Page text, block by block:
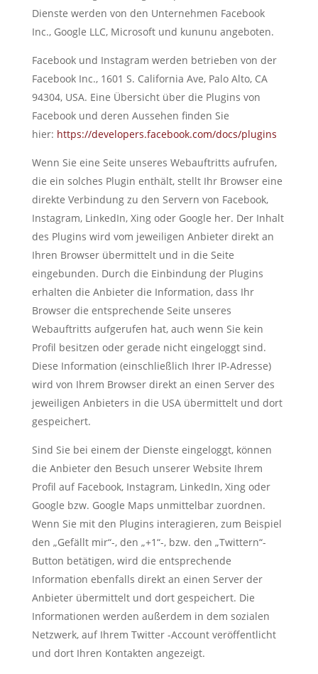
Dienste werden von den Unternehmen Facebook
Inc., Google LLC, Microsoft und kununu angeboten.
Facebook und Instagram werden betrieben von der
Facebook Inc., 1601 S. California Ave, Palo Alto, CA
94304, USA. Eine Übersicht über die Plugins von
Facebook und deren Aussehen finden Sie
hier: https://developers.facebook.com/docs/plugins
Wenn Sie eine Seite unseres Webauftritts aufrufen,
die ein solches Plugin enthält, stellt Ihr Browser eine
direkte Verbindung zu den Servern von Facebook,
Instagram, LinkedIn, Xing oder Google her. Der Inhalt
des Plugins wird vom jeweiligen Anbieter direkt an
Ihren Browser übermittelt und in die Seite
eingebunden. Durch die Einbindung der Plugins
erhalten die Anbieter die Information, dass Ihr
Browser die entsprechende Seite unseres
Webauftritts aufgerufen hat, auch wenn Sie kein
Profil besitzen oder gerade nicht eingeloggt sind.
Diese Information (einschließlich Ihrer IP-Adresse)
wird von Ihrem Browser direkt an einen Server des
jeweiligen Anbieters in die USA übermittelt und dort
gespeichert.
Sind Sie bei einem der Dienste eingeloggt, können
die Anbieter den Besuch unserer Website Ihrem
Profil auf Facebook, Instagram, LinkedIn, Xing oder
Google bzw. Google Maps unmittelbar zuordnen.
Wenn Sie mit den Plugins interagieren, zum Beispiel
den „Gefällt mir“-, den „+1“-, bzw. den „Twittern“-
Button betätigen, wird die entsprechende
Information ebenfalls direkt an einen Server der
Anbieter übermittelt und dort gespeichert. Die
Informationen werden außerdem in dem sozialen
Netzwerk, auf Ihrem Twitter -Account veröffentlicht
und dort Ihren Kontakten angezeigt.